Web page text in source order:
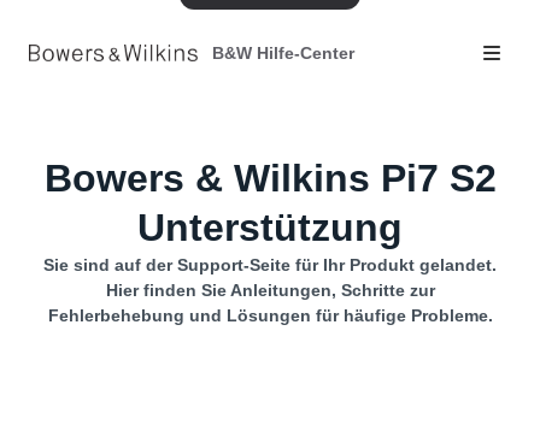
B&W Hilfe-Center
Bowers & Wilkins Pi7 S2
Unterstützung
Sie sind auf der Support-Seite für Ihr Produkt gelandet.
Hier finden Sie Anleitungen, Schritte zur
Fehlerbehebung und Lösungen für häufige Probleme.